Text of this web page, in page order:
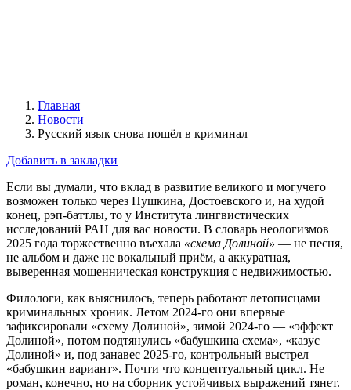
Главная
Новости
Русский язык снова пошёл в криминал
Добавить в закладки
Если вы думали, что вклад в развитие великого и могучего
возможен только через Пушкина, Достоевского и, на худой
конец, рэп-баттлы, то у Института лингвистических
исследований РАН для вас новости. В словарь неологизмов
2025 года торжественно въехала «схема Долиной» — не песня,
не альбом и даже не вокальный приём, а аккуратная,
выверенная мошенническая конструкция с недвижимостью.
Филологи, как выяснилось, теперь работают летописцами
криминальных хроник. Летом 2024-го они впервые
зафиксировали «схему Долиной», зимой 2024-го — «эффект
Долиной», потом подтянулись «бабушкина схема», «казус
Долиной» и, под занавес 2025-го, контрольный выстрел —
«бабушкин вариант». Почти что концептуальный цикл. Не
роман, конечно, но на сборник устойчивых выражений тянет.